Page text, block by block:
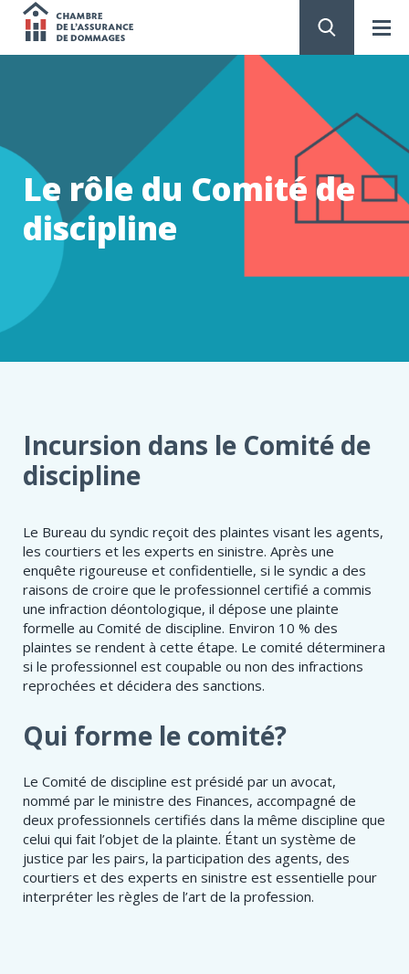
Chambre
l'assurance
de
dommages
Le rôle du Comité de
discipline
Incursion dans le Comité de
discipline
Le Bureau du syndic reçoit des plaintes visant les agents,
les courtiers et les experts en sinistre. Après une
enquête rigoureuse et confidentielle, si le syndic a des
raisons de croire que le professionnel certifié a commis
une infraction déontologique, il dépose une plainte
formelle au Comité de discipline. Environ 10 % des
plaintes se rendent à cette étape. Le comité déterminera
si le professionnel est coupable ou non des infractions
reprochées et décidera des sanctions.
Qui forme le comité?
Le Comité de discipline est présidé par un avocat,
nommé par le ministre des Finances, accompagné de
deux professionnels certifiés dans la même discipline que
celui qui fait l’objet de la plainte. Étant un système de
justice par les pairs, la participation des agents, des
courtiers et des experts en sinistre est essentielle pour
interpréter les règles de l’art de la profession.